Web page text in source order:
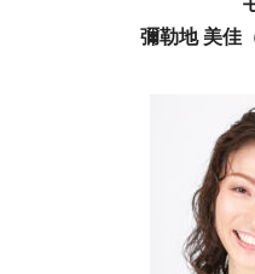
彌勒地 美佳